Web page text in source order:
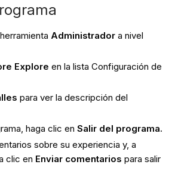
Administradora nivel
Explore en la lista Configuración de
para ver la descripción del
haga clic en Salir del programa.
sobre su experiencia y, a
clic en Enviar comentarios para salir